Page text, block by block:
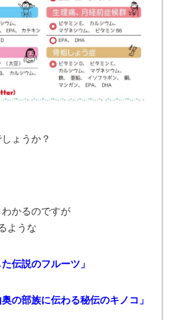
ょうか？
かるのですが
ような
伝説のフルーツ」
奥の部族に伝わる秘伝のキノコ」